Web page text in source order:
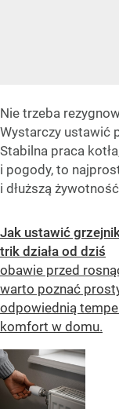
Nie trzeba
Wystarczy ustawić
Stabilna praca
i pogody, to
i dłuższą
Jak ustawić
trik działa od dziś
obawie przed
warto poznać
odpowiednią
komfort w domu.